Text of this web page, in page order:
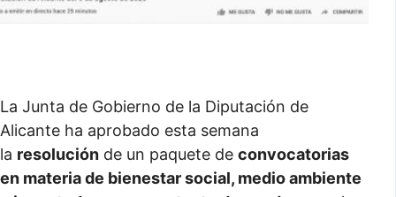
La Junta de Gobierno de la Diputación de
Alicante ha aprobado esta semana
la resolución de un paquete de convocatorias
en materia de bienestar social, medio ambiente